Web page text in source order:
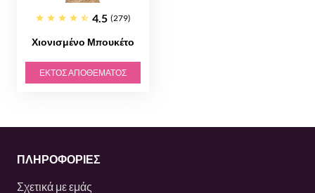
4.5 (279)
Χιονισμένο Μπουκέτο
ΕΚΤΌΣ ΑΠΟΘΈΜΑΤΟΣ
ΠΛΗΡΟΦΟΡΙΕΣ
Σχετικά με εμάς